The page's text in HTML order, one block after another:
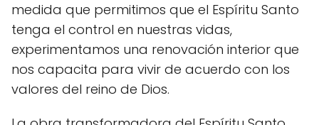
medida que permitimos que el Espíritu Santo
tenga el control en nuestras vidas,
experimentamos una renovación interior que
nos capacita para vivir de acuerdo con los
valores del reino de Dios.